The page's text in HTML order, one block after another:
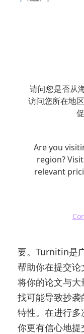
请问您是否从
访问您所在地
Are you
region?
relevant
6. EndNote：
合需要大量参
帮助用户进行
快速生成合适
轻松完成，节
外，EndNote
地访问文献，
要。Turnitin是
帮助你在提交
将你的论文与
找可能导致抄
特性。在进行
你更有信心地